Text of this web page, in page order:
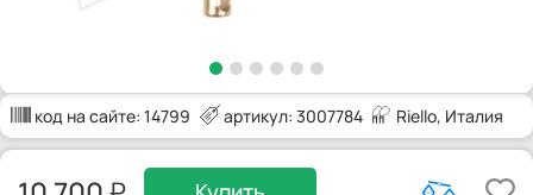
код на сайте: 14799 артикул: 3007784 Riello, Италия